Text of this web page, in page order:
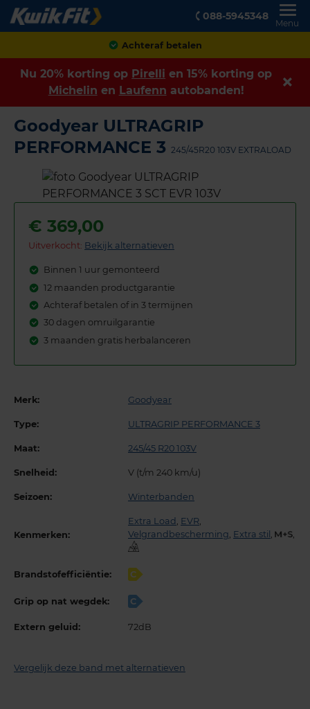
088-5945348
Menu
Achteraf betalen
Nu 20% korting op Pirelli en 15% korting op
Michelin en Laufenn autobanden!
Goodyear ULTRAGRIP
PERFORMANCE 3 245/45R20 103V EXTRALOAD
€ 369,00
Uitverkocht: Bekijk alternatieven
Binnen 1 uur gemonteerd
12 maanden productgarantie
Achteraf betalen of in 3 termijnen
30 dagen omruilgarantie
3 maanden gratis herbalanceren
Merk: Goodyear
Type: ULTRAGRIP PERFORMANCE 3
Maat: 245/45 R20 103V
Snelheid: V (t/m 240 km/u)
Seizoen: Winterbanden
Kenmerken:
Extra Load , EVR,
Velgrandbescherming, Extra stil , ,
Brandstofefficiëntie: C
Grip op nat wegdek: C
Extern geluid: 72dB
Vergelijk deze band met alternatieven